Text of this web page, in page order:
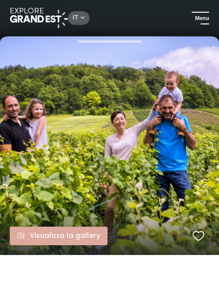
IT Menu
Gastronomia ed enoturismo Immersione nella viticoltura!
Visualizza la gallery